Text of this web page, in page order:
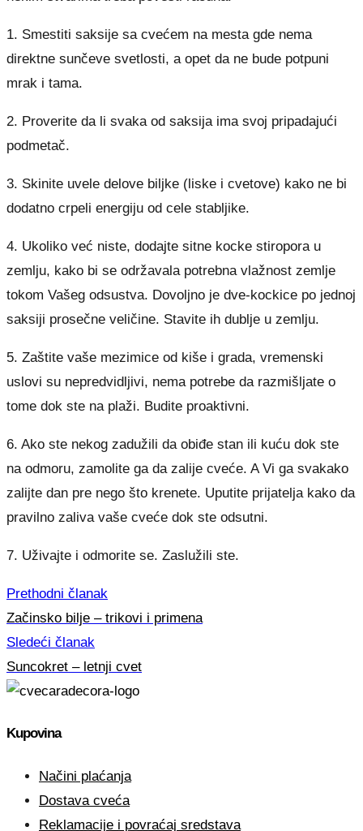
1. Smestiti saksije sa cvećem na mesta gde nema
direktne sunčeve svetlosti, a opet da ne bude potpuni
mrak i tama.
2. Proverite da li svaka od saksija ima svoj pripadajući
podmetač.
3. Skinite uvele delove biljke (liske i cvetove) kako ne bi
dodatno crpeli energiju od cele stabljike.
4. Ukoliko već niste, dodajte sitne kocke stiropora u
zemlju, kako bi se održavala potrebna vlažnost zemlje
tokom Vašeg odsustva. Dovoljno je dve-kockice po jednoj
saksiji prosečne veličine. Stavite ih dublje u zemlju.
5. Zaštite vaše mezimice od kiše i grada, vremenski
uslovi su nepredvidljivi, nema potrebe da razmišljate o
tome dok ste na plaži. Budite proaktivni.
6. Ako ste nekog zadužili da obiđe stan ili kuću dok ste
na odmoru, zamolite ga da zalije cveće. A Vi ga svakako
zalijte dan pre nego što krenete. Uputite prijatelja kako da
pravilno zaliva vaše cveće dok ste odsutni.
7. Uživajte i odmorite se. Zaslužili ste.
Prethodni članak
Začinsko bilje – trikovi i primena
Sledeći članak
Suncokret – letnji cvet
Kupovina
Načini plaćanja
Dostava cveća
Reklamacije i povraćaj sredstava